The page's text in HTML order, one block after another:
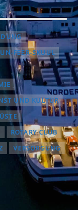
FEER-SKUUL
UND KULTUR
ROTARY CLUB
VERSORGUNG